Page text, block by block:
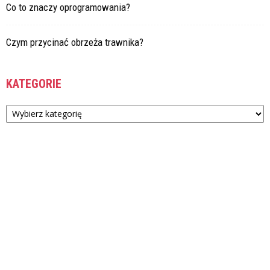
Co to znaczy oprogramowania?
Czym przycinać obrzeża trawnika?
KATEGORIE
Kategorie